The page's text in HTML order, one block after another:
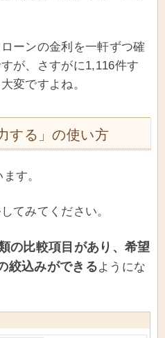
ーンの金利を一軒ずつ確
が、さすがに1,116件す
変ですよね。
する」の使い方
す。
てみてください。
の比較項目があり、希望
絞込みができるようにな